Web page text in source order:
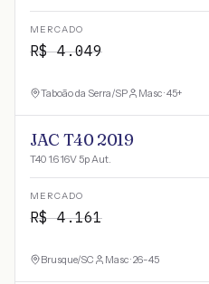
MERCADO
R$4.049
Taboão da Serra/SP Masc · 45+
JAC T40 2019
T40 1.6 16V 5p Aut.
MERCADO
R$4.161
Brusque/SC Masc · 26-45